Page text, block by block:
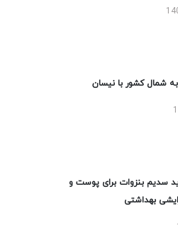
شمال کشور با نیسان
سدیم بنزوات برای پوست و
بهداشتی